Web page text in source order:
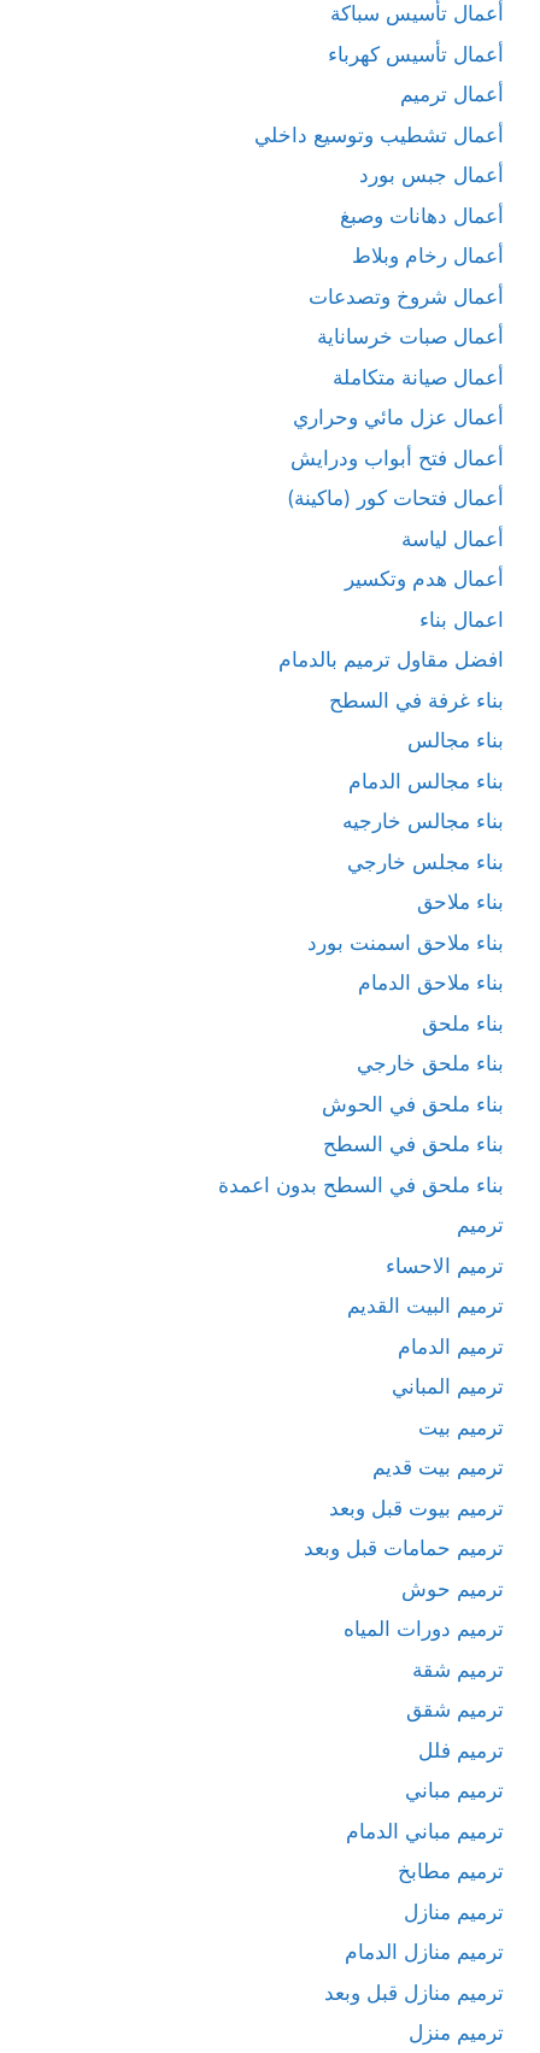
أعمال تأسيس سباكة
أعمال تأسيس كهرباء
أعمال ترميم
أعمال تشطيب وتوسيع داخلي
أعمال جبس بورد
أعمال دهانات وصبغ
أعمال رخام وبلاط
أعمال شروخ وتصدعات
أعمال صبات خرساناية
أعمال صيانة متكاملة
أعمال عزل مائي وحراري
أعمال فتح أبواب ودرايش
أعمال فتحات كور (ماكينة)
أعمال لياسة
أعمال هدم وتكسير
اعمال بناء
افضل مقاول ترميم بالدمام
بناء غرفة في السطح
بناء مجالس
بناء مجالس الدمام
بناء مجالس خارجيه
بناء مجلس خارجي
بناء ملاحق
بناء ملاحق اسمنت بورد
بناء ملاحق الدمام
بناء ملحق
بناء ملحق خارجي
بناء ملحق في الحوش
بناء ملحق في السطح
بناء ملحق في السطح بدون اعمدة
ترميم
ترميم الاحساء
ترميم البيت القديم
ترميم الدمام
ترميم المباني
ترميم بيت
ترميم بيت قديم
ترميم بيوت قبل وبعد
ترميم حمامات قبل وبعد
ترميم حوش
ترميم دورات المياه
ترميم شقة
ترميم شقق
ترميم فلل
ترميم مباني
ترميم مباني الدمام
ترميم مطابخ
ترميم منازل
ترميم منازل الدمام
ترميم منازل قبل وبعد
ترميم منزل